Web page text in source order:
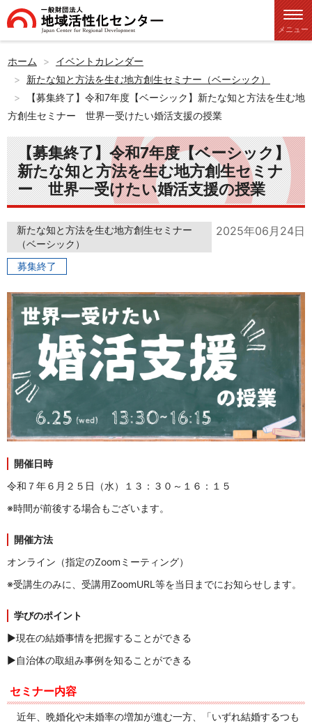
メニュー
ホーム
イベントカレンダー
新たな知と方法を生む地方創生セミナー（ベーシック）
【募集終了】令和7年度【ベーシック】新たな知と方法を生む地
方創生セミナー 世界一受けたい婚活支援の授業
【募集終了】令和7年度【ベーシック】
新たな知と方法を生む地方創生セミナ
ー 世界一受けたい婚活支援の授業
新たな知と方法を生む地方創生セミナー
（ベーシック）
募集終了
2025年06月24日
開催日時
令和７年６月２５日（水）１３：３０～１６：１５
※時間が前後する場合もございます。
開催方法
オンライン（指定のZoomミーティング）
※受講生のみに、受講用ZoomURL等を当日までにお知らせします。
学びのポイント
▶現在の結婚事情を把握することができる
▶自治体の取組み事例を知ることができる
セミナー内容
近年、晩婚化や未婚率の増加が進む一方、「いずれ結婚するつも